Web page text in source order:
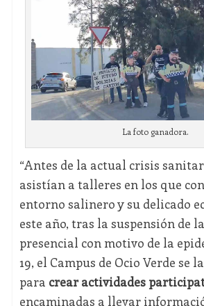
La foto ganadora.
“Antes de la actual crisis
asistían a talleres en los que
entorno salinero y su delicado
este año, tras la suspensión de
presencial con motivo de la
19, el Campus de Ocio Verde se
para crear actividades
encaminadas a llevar